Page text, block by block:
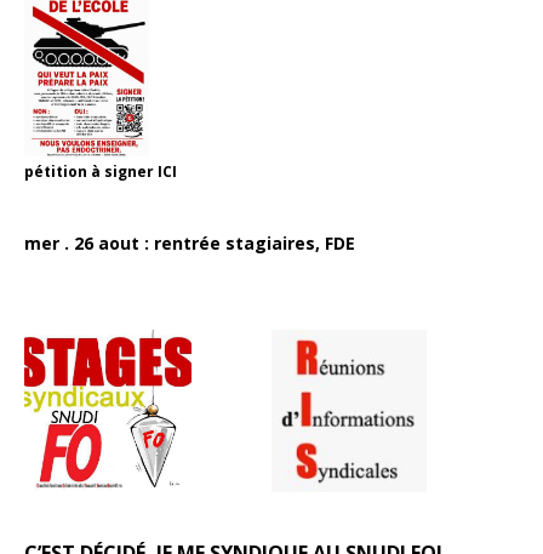
pétition à signer ICI
mer . 26 aout : rentrée stagiaires, FDE